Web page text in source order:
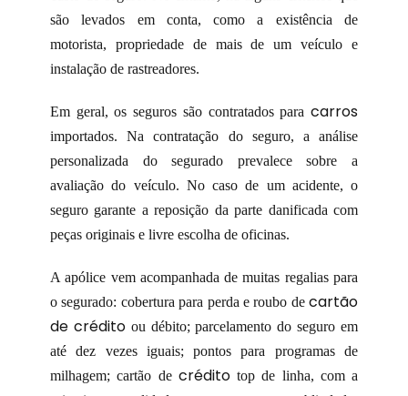
são levados em conta, como a existência de
motorista, propriedade de mais de um veículo e
instalação de rastreadores.
Em geral, os seguros são contratados para carros
importados. Na contratação do seguro, a análise
personalizada do segurado prevalece sobre a
avaliação do veículo. No caso de um acidente, o
seguro garante a reposição da parte danificada com
peças originais e livre escolha de oficinas.
A apólice vem acompanhada de muitas regalias para
o segurado: cobertura para perda e roubo de cartão
de créditoou débito; parcelamento do seguro em
até dez vezes iguais; pontos para programas de
milhagem; cartão de créditotop de linha, com a